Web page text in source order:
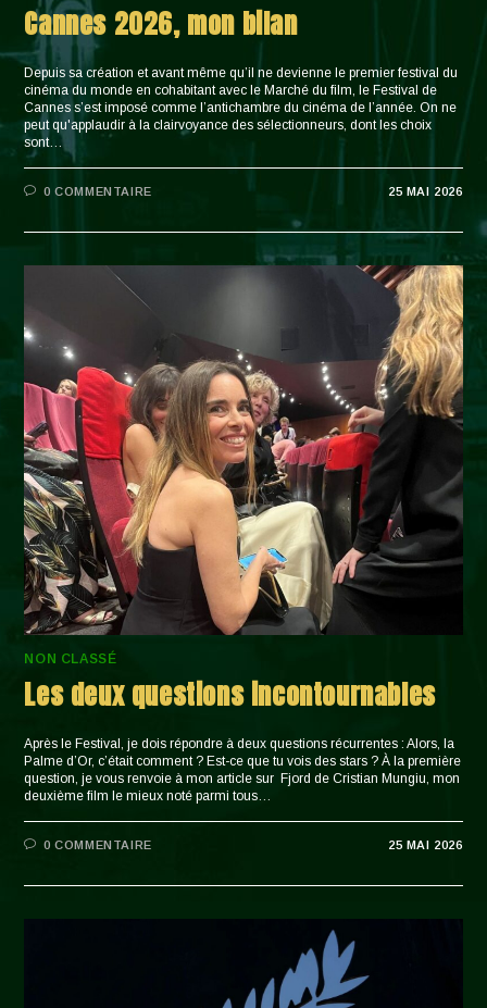
Cannes 2026, mon bilan
Depuis sa création et avant même qu’il ne devienne le premier festival du
cinéma du monde en cohabitant avec le Marché du film, le Festival de
Cannes s’est imposé comme l’antichambre du cinéma de l’année. On ne
peut qu'applaudir à la clairvoyance des sélectionneurs, dont les choix
sont…
0 COMMENTAIRE 25 MAI 2026
NON CLASSÉ
Les deux questions incontournables
Après le Festival, je dois répondre à deux questions récurrentes : Alors, la
Palme d’Or, c’était comment ? Est-ce que tu vois des stars ? À la première
question, je vous renvoie à mon article sur Fjord de Cristian Mungiu, mon
deuxième film le mieux noté parmi tous…
0 COMMENTAIRE 25 MAI 2026